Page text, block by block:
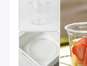
高度（mm）
/
克重（g）
21